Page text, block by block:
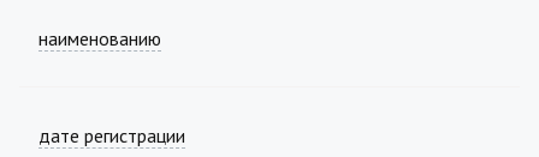
наименованию
дате регистрации